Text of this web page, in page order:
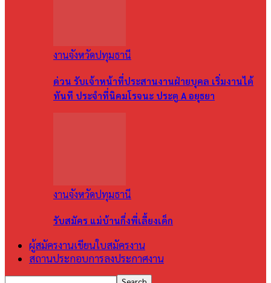
งานจังหวัดปทุมธานี
ด่วน รับเจ้าหน้าที่ประสานงานฝ่ายบุคล เริ่มงานได้
ทันที ประจำที่นิคมโรจนะ ประตู A อยุธยา
งานจังหวัดปทุมธานี
รับสมัคร แม่บ้านกึ่งพี่เลี้ยงเด็ก
ผู้สมัครงานเขียนใบสมัครงาน
สถานประกอบการลงประกาศงาน